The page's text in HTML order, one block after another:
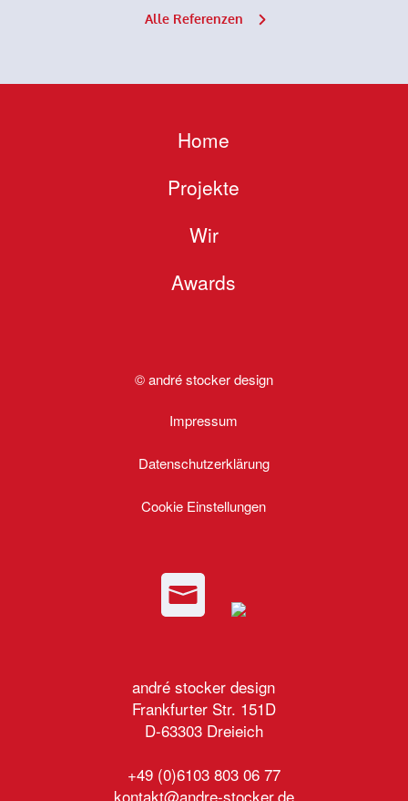
Alle Referenzen
Home
Projekte
Wir
Awards
© andré stocker design
Impressum
Datenschutzerklärung
Cookie Einstellungen
andré stocker design
Frankfurter Str. 151D
D-63303 Dreieich
+49 (0)6103 803 06 77
kontakt@andre-stocker.de